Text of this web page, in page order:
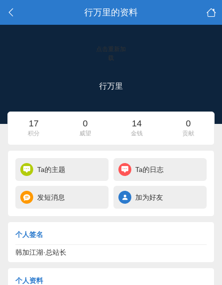
行万里的资料
点击重新加
载
行万里
17
积分
0
威望
14
金钱
0
贡献
Ta的主题 Ta的日志
发短消息 加为好友
个人签名
韩加江湖·总站长
个人资料